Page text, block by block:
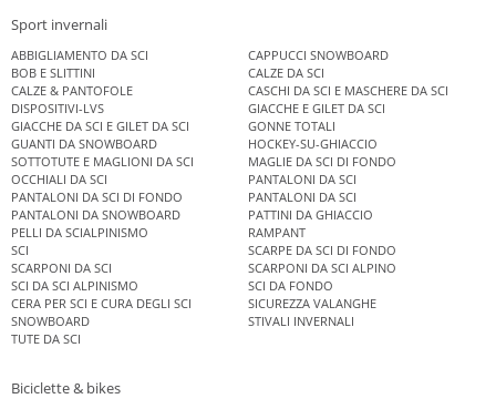
Sport invernali
ABBIGLIAMENTO DA SCI
CAPPUCCI SNOWBOARD
BOB E SLITTINI
CALZE DA SCI
CALZE & PANTOFOLE
CASCHI DA SCI E MASCHERE DA SCI
DISPOSITIVI-LVS
GIACCHE E GILET DA SCI
GIACCHE DA SCI E GILET DA SCI
GONNE TOTALI
GUANTI DA SNOWBOARD
HOCKEY-SU-GHIACCIO
SOTTOTUTE E MAGLIONI DA SCI
MAGLIE DA SCI DI FONDO
OCCHIALI DA SCI
PANTALONI DA SCI
PANTALONI DA SCI DI FONDO
PANTALONI DA SCI
PANTALONI DA SNOWBOARD
PATTINI DA GHIACCIO
PELLI DA SCIALPINISMO
RAMPANT
SCI
SCARPE DA SCI DI FONDO
SCARPONI DA SCI
SCARPONI DA SCI ALPINO
SCI DA SCI ALPINISMO
SCI DA FONDO
CERA PER SCI E CURA DEGLI SCI
SICUREZZA VALANGHE
SNOWBOARD
STIVALI INVERNALI
TUTE DA SCI
Biciclette & bikes